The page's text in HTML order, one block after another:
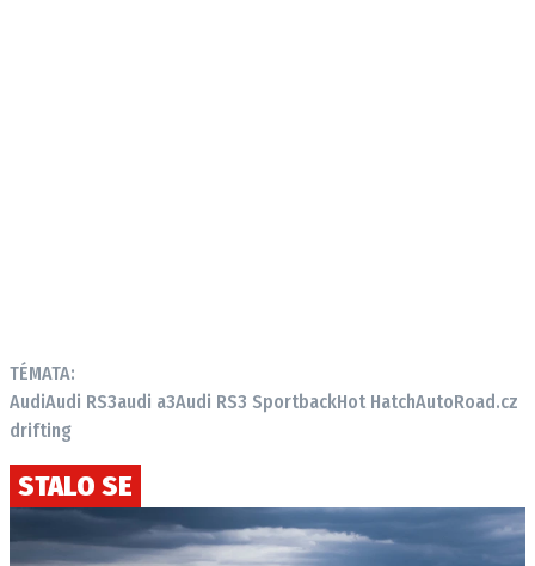
TÉMATA:
AudiAudi RS3audi a3Audi RS3 SportbackHot HatchAutoRoad.cz
drifting
STALO SE